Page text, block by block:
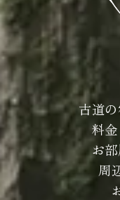
古道
料
お
周